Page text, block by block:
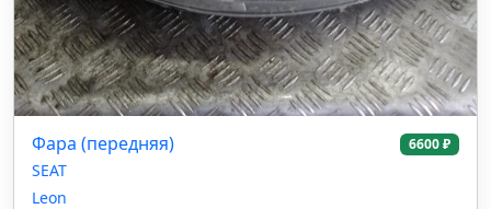
Фара (передняя) 6600 ₽
SEAT
Leon